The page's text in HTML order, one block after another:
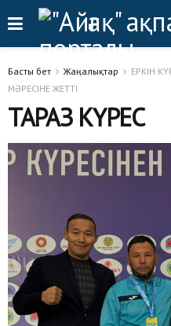
Басты бет Жаңалықтар
ЕРКІН
МӘРЕСІНЕ ЖЕТТІ
ТАРАЗ КҮРЕС